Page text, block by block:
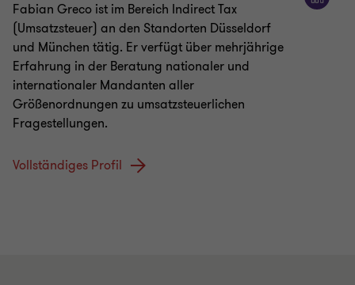
Fabian Greco ist im Bereich Indirect Tax
(Umsatzsteuer) an den Standorten Düsseldorf
und München tätig. Er verfügt über mehrjährige
Erfahrung in der Beratung nationaler und
internationaler Mandanten aller
Größenordnungen zu umsatzsteuerlichen
Fragestellungen.
Vollständiges Profil